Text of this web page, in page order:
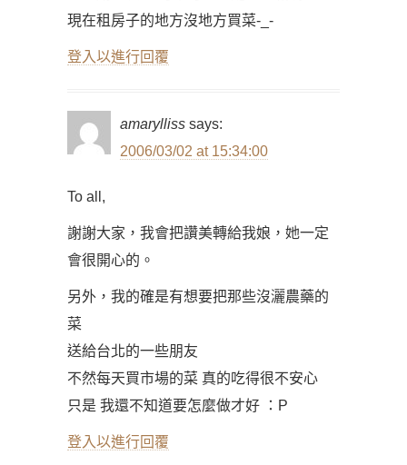
現在租房子的地方沒地方買菜-_-
登入以進行回覆
amarylliss says:
2006/03/02 at 15:34:00
To all,
謝謝大家，我會把讚美轉給我娘，她一定
會很開心的。
另外，我的確是有想要把那些沒灑農藥的
菜
送給台北的一些朋友
不然每天買市場的菜 真的吃得很不安心
只是 我還不知道要怎麼做才好 ：P
登入以進行回覆